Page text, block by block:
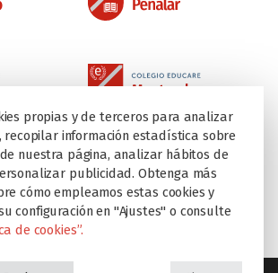
propias y de terceros para analizar
recopilar información estadística sobre
nuestra página, analizar hábitos de
publicidad. Obtenga más
cómo empleamos estas cookies y
configuración en "Ajustes" o consulte
de cookies”.